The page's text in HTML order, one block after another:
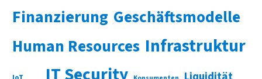
Finanzierung Geschäftsmodelle
Human Resources Infrastruktur